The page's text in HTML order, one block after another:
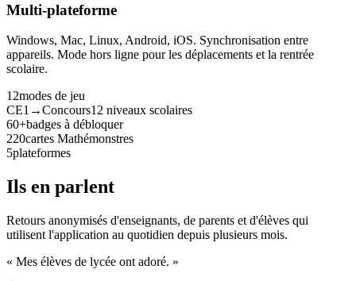
Multi-plateforme
Windows, Mac, Linux, Android, iOS. Synchronisation entre
appareils. Mode hors ligne pour les déplacements et la rentrée
scolaire.
12modes de jeu
CE1→Concours12 niveaux scolaires
60+badges à débloquer
220cartes Mathémonstres
5plateformes
Ils en parlent
Retours anonymisés d'enseignants, de parents et d'élèves qui
utilisent l'application au quotidien depuis plusieurs mois.
« Mes élèves de lycée ont adoré. »